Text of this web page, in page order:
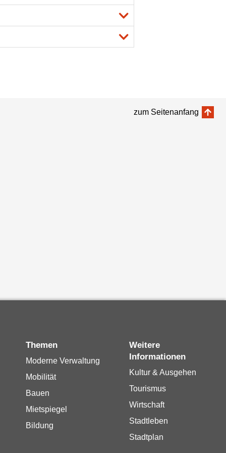
zum Seitenanfang
Themen
Moderne Verwaltung
Mobilität
Bauen
Mietspiegel
Bildung
Weitere
Informationen
Kultur & Ausgehen
Tourismus
Wirtschaft
Stadtleben
Stadtplan